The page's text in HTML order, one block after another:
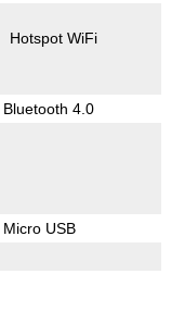
Hotspot WiFi
Bluetooth 4.0
Micro USB